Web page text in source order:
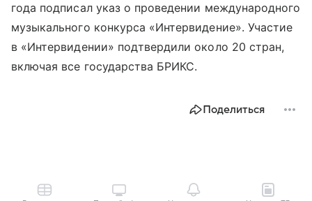
года подписал указ о проведении международного
музыкального конкурса «Интервидение». Участие
в «Интервидении» подтвердили около 20 стран,
включая все государства БРИКС.
Поделиться